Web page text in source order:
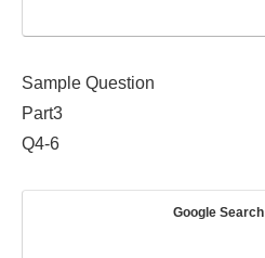
Sample Question
Part3
Q4-6
Google Search